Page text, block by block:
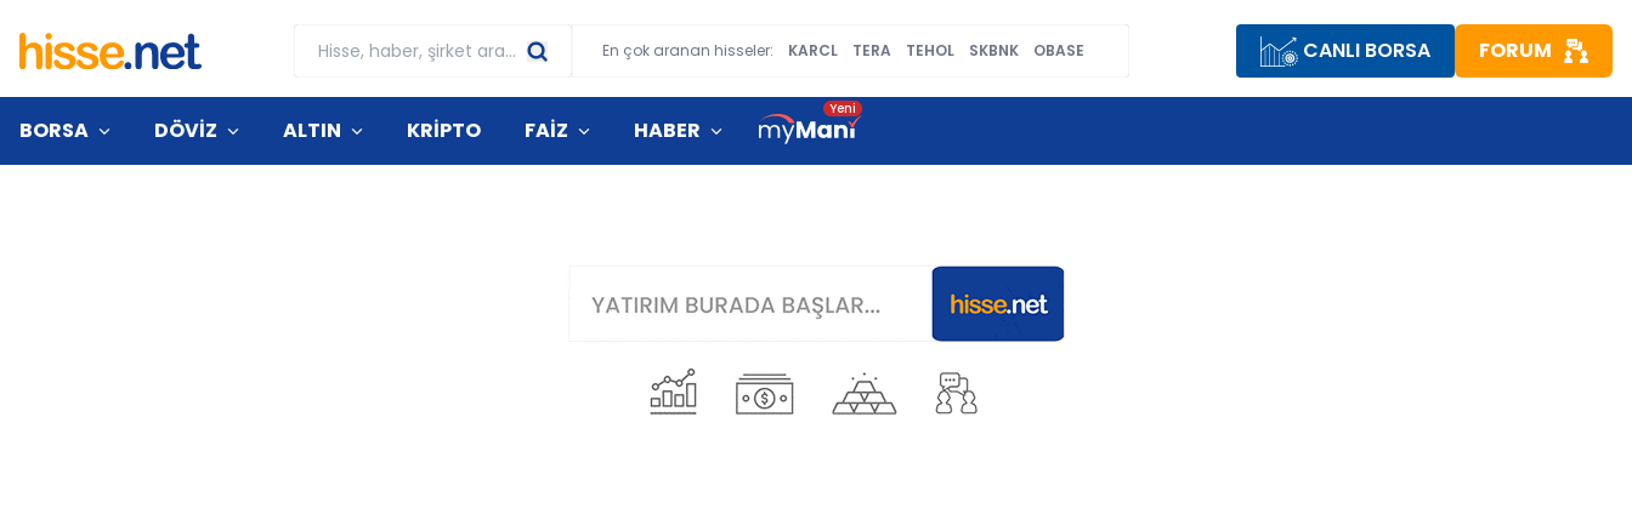
En çok aranan hisseler: KARCL TERA TEHOL SKBNK OBASE CANLI BORSA FORUM
BORSA DÖVİZ ALTIN KRİPTO FAİZ HABER